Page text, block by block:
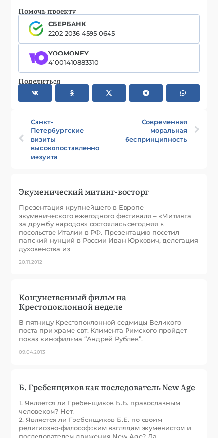
Помочь проекту
СБЕРБАНК
2202 2036 4595 0645
YOOMONEY
41001410883310
Поделиться
Санкт-
Петербургские
визиты
высокопоставленного
иезуита
Современная
моральная
беспринципность
Экуменический митинг-восторг
Презентация крупнейшего в Европе
экуменического ежегодного фестиваля – «Митинга
за дружбу народов» состоялась сегодняя в
посольстве Италии в РФ. Презентацию посетил
папский нунций в России Иван Юркович, делегация
духовенства из
20.11.2012
Кощунственный фильм на
Крестопоклонной неделе
В пятницу Крестопоклонной седмицы Великого
поста при храме свт. Климента Римского пройдет
показ кинофильма “Андрей Рублев”.
09.04.2013
Б. Гребенщиков как последователь New Age
1. Является ли Гребенщиков Б.Б. православным
человеком? Нет.
2. Является ли Гребенщиков Б.Б. по своим
религиозно-философским взглядам экуменистом и
последователем движения New Age? Да.